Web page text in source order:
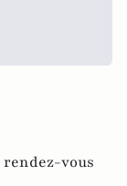
rendez-vous